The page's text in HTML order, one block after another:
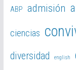
ABP admisión
ciencias
diversidad english